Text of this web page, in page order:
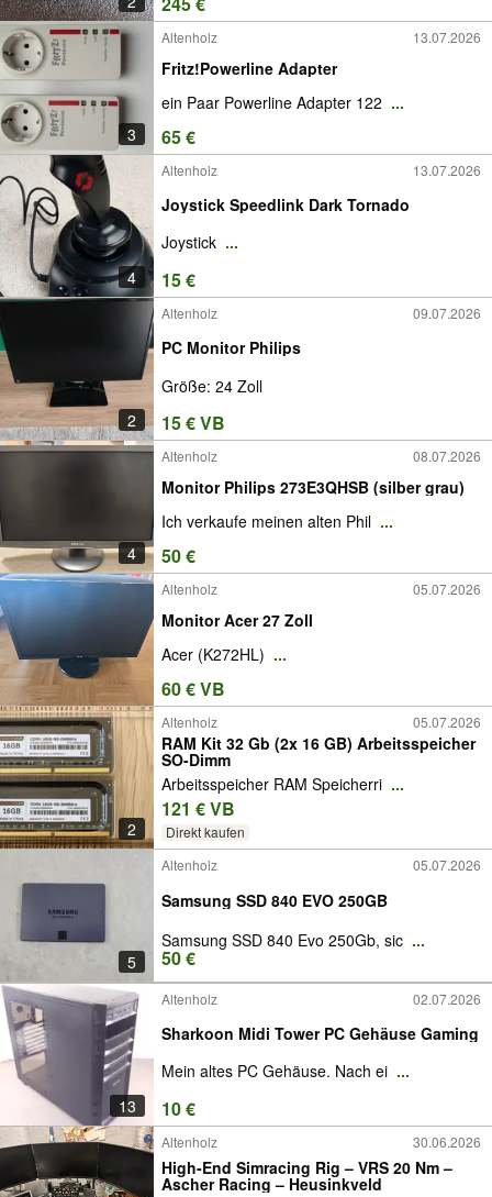
3
Altenholz 13.07.2026
Fritz!Powerline Adapter
ein Paar Powerline Adapter 122 ...
65 €
4
Altenholz 13.07.2026
Joystick Speedlink Dark Tornado
Joystick ...
15 €
2
Altenholz 09.07.2026
PC Monitor Philips
Größe: 24 Zoll
15 € VB
4
Altenholz 08.07.2026
Monitor Philips 273E3QHSB (silber grau)
Ich verkaufe meinen alten Phil ...
50 €
Altenholz 05.07.2026
Monitor Acer 27 Zoll
Acer (K272HL) ...
60 € VB
2
Altenholz 05.07.2026
RAM Kit 32 Gb (2x 16 GB) Arbeitsspeicher
SO-Dimm
Arbeitsspeicher RAM Speicherri ...
121 € VB
Direkt kaufen
5
Altenholz 05.07.2026
Samsung SSD 840 EVO 250GB
Samsung SSD 840 Evo 250Gb, sic ...
50 €
13
Altenholz 02.07.2026
Sharkoon Midi Tower PC Gehäuse Gaming
Mein altes PC Gehäuse. Nach ei ...
10 €
Altenholz 30.06.2026
High-End Simracing Rig – VRS 20 Nm –
Ascher Racing – Heusinkveld